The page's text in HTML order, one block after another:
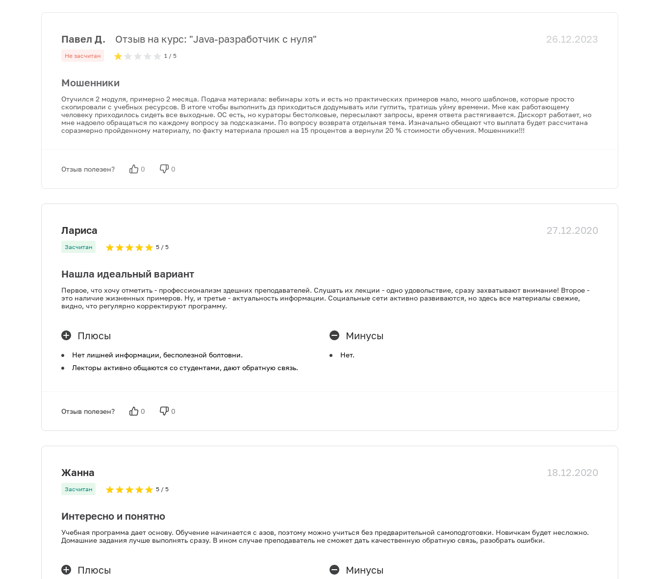
Павел Д. Отзыв на курс: "Java-разработчик с нуля" 26.12.2023
Не засчитан 1 / 5
Мошенники
Отучился 2 модуля, примерно 2 месяца. Подача материала: вебинары хоть и есть но практических примеров мало, много шаблонов, которые просто
скопировали с учебных ресурсов. В итоге чтобы выполнить дз приходиться додумывать или гуглить, тратишь уйму времени. Мне как работающему
человеку приходилось сидеть все выходные. ОС есть, но кураторы бестолковые, пересылают запросы, время ответа растягивается. Дискорт работает, но
мне надоело обращаться по каждому вопросу за подсказками. По вопросу возврата отдельная тема. Изначально обещают что выплата будет рассчитана
соразмерно пройденному материалу, по факту материала прошел на 15 процентов а вернули 20 % стоимости обучения. Мошенники!!!
Отзыв полезен? 0 0
Лариса 27.12.2020
Засчитан 5 / 5
Нашла идеальный вариант
Первое, что хочу отметить - профессионализм здешних преподавателей. Слушать их лекции - одно удовольствие, сразу захватывают внимание! Второе -
это наличие жизненных примеров. Ну, и третье - актуальность информации. Социальные сети активно развиваются, но здесь все материалы свежие,
видно, что регулярно корректируют программу.
Плюсы
Нет лишней информации, бесполезной болтовни.
Лекторы активно общаются со студентами, дают обратную связь.
Минусы
Нет.
Отзыв полезен? 0 0
Жанна 18.12.2020
Засчитан 5 / 5
Интересно и понятно
Учебная программа дает основу. Обучение начинается с азов, поэтому можно учиться без предварительной самоподготовки. Новичкам будет несложно.
Домашние задания лучше выполнять сразу. В ином случае преподаватель не сможет дать качественную обратную связь, разобрать ошибки.
Плюсы Минусы